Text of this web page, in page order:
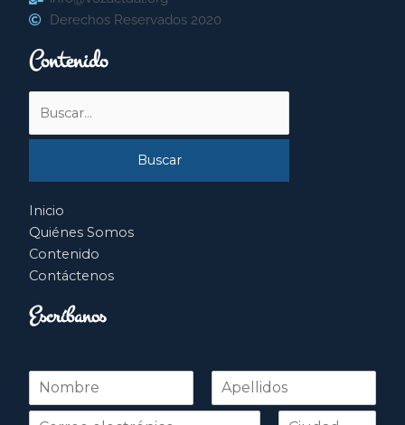
Derechos Reservados 2020
Contenido
por:
Inicio
Quiénes Somos
Contenido
Contáctenos
Escríbanos
N
m
Nombre Apellidos